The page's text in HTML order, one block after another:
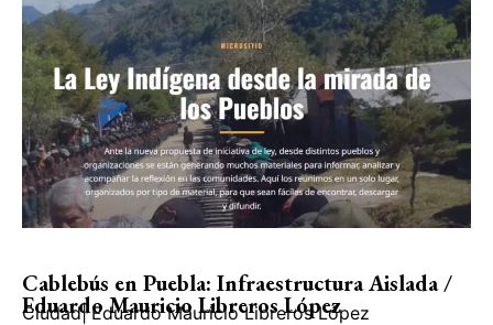
Cablebús en Puebla: Infraestructura Aislada /
Eduardo Mauricio Libreros López
Ciudad| Eduardo Mauricio Libreros López